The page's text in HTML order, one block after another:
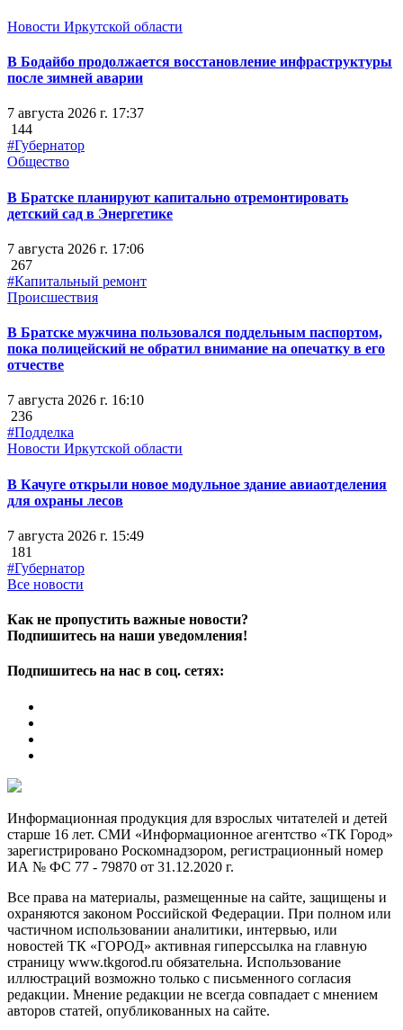
Новости Иркутской области
В Бодайбо продолжается восстановление инфраструктуры
после зимней аварии
7 августа 2026 г. 17:37
144
#Губернатор
Общество
В Братске планируют капитально отремонтировать
детский сад в Энергетике
7 августа 2026 г. 17:06
267
#Капитальный ремонт
Происшествия
В Братске мужчина пользовался поддельным паспортом,
пока полицейский не обратил внимание на опечатку в его
отчестве
7 августа 2026 г. 16:10
236
#Подделка
Новости Иркутской области
В Качуге открыли новое модульное здание авиаотделения
для охраны лесов
7 августа 2026 г. 15:49
181
#Губернатор
Все новости
Как не пропустить важные новости?
Подпишитесь на наши уведомления!
Подпишитесь на нас в соц. сетях:
Информационная продукция для взрослых читателей и детей
старше 16 лет. СМИ «Информационное агентство «ТК Город»
зарегистрировано Роскомнадзором, регистрационный номер
ИА № ФС 77 - 79870 от 31.12.2020 г.
Все права на материалы, размещенные на сайте, защищены и
охраняются законом Российской Федерации. При полном или
частичном использовании аналитики, интервью, или
новостей ТК «ГОРОД» активная гиперссылка на главную
страницу www.tkgorod.ru обязательна. Использование
иллюстраций возможно только с письменного согласия
редакции. Мнение редакции не всегда совпадает с мнением
авторов статей, опубликованных на сайте.